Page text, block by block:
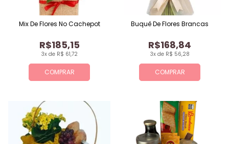
COMPRAR
3x de R$ 61,72
R$185,15
Mix De Flores No Cachepot
COMPRAR
3x de R$ 56,28
R$168,84
Buquê De Flores Brancas